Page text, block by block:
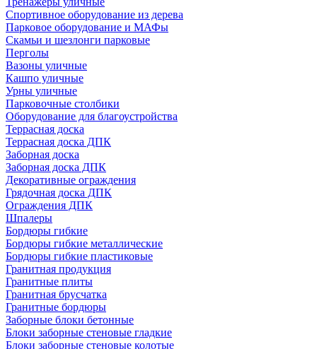
Спортивное оборудование из дерева
Парковое оборудование и МАФы
Скамьи и шезлонги парковые
Перголы
Вазоны уличные
Кашпо уличные
Урны уличные
Парковочные столбики
Оборудование для благоустройства
Террасная доска
Террасная доска ДПК
Заборная доска
Заборная доска ДПК
Декоративные ограждения
Грядочная доска ДПК
Ограждения ДПК
Шпалеры
Бордюры гибкие
Бордюры гибкие металлические
Бордюры гибкие пластиковые
Гранитная продукция
Гранитные плиты
Гранитная брусчатка
Гранитные бордюры
Заборные блоки бетонные
Блоки заборные стеновые гладкие
Блоки заборные стеновые колотые